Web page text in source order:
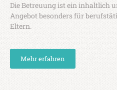
Die Betreuung ist ein inhaltlich
Angebot besonders für
Eltern.
Mehr erfahren